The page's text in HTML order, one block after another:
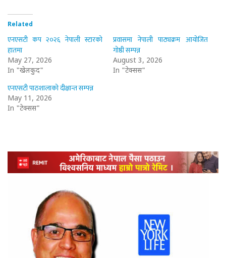
Related
एनएसटी कप २०२६ नेपाली स्टारको
हातमा
May 27, 2026
In "खेलकुद"
प्रवासमा नेपाली पाठ्यक्रम आयोजित
गोष्ठी सम्पन्न
August 3, 2026
In "टेक्सस"
एनएसटी पाठशालाको दीक्षान्त सम्पन्न
May 11, 2026
In "टेक्सस"